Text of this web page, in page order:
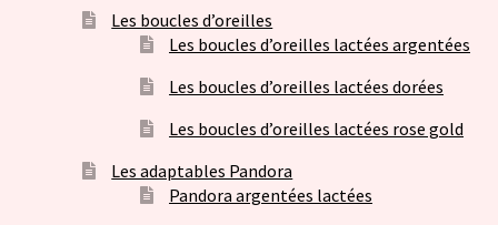
Les boucles d’oreilles
Les boucles d’oreilles lactées argentées
Les boucles d’oreilles lactées dorées
Les boucles d’oreilles lactées rose gold
Les adaptables Pandora
Pandora argentées lactées